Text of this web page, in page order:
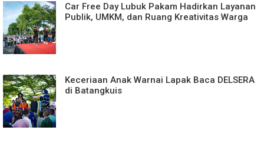
Car Free Day Lubuk Pakam Hadirkan Layanan
Publik, UMKM, dan Ruang Kreativitas Warga
Keceriaan Anak Warnai Lapak Baca DELSERA
di Batangkuis